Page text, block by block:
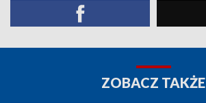
ZOBACZ TAKŻE